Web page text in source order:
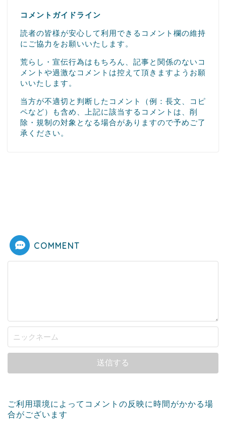
コメントガイドライン
読者の皆様が安心して利用できるコメント欄の維持
にご協力をお願いいたします。
荒らし・宣伝行為はもちろん、記事と関係のないコ
メントや過激なコメントは控えて頂きますようお願
いいたします。
当方が不適切と判断したコメント（例：長文、コピ
ペなど）も含め、上記に該当するコメントは、削
除・規制の対象となる場合がありますので予めご了
承ください。
COMMENT
ご利用環境によってコメントの反映に時間がかかる場
合がございます